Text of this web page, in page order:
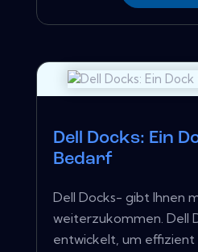
Dell Docks: Ein
Bedarf
Dell Docks- gibt Ihnen
weiterzukommen. Dell
entwickelt, um effizient